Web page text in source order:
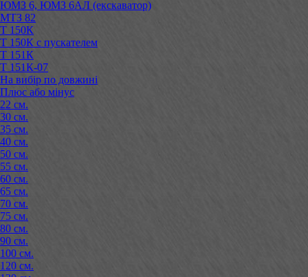
ЮМЗ 6, ЮМЗ 6АЛ (екскаватор)
МТЗ 82
Т 150К
Т 150К с пускателем
Т 151К
Т 151К-07
На вибір по довжині
Плюс або мінус
22 см.
30 см.
35 см.
40 см.
50 см.
55 см.
60 см.
65 см.
70 см.
75 см.
80 см.
90 см.
100 см.
120 см.